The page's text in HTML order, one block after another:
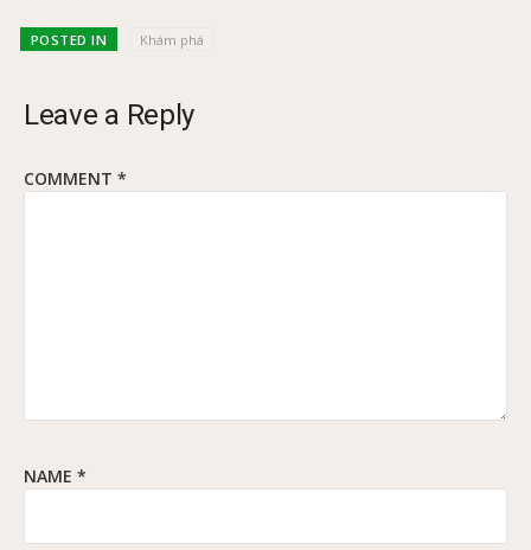
POSTED IN Khám phá
Leave a Reply
COMMENT *
NAME *